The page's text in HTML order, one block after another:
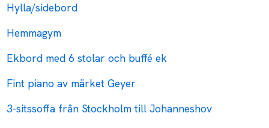
Hylla/sidebord
Hemmagym
Ekbord med 6 stolar och buffé ek
Fint piano av märket Geyer
3-sitssoffa från Stockholm till Johanneshov